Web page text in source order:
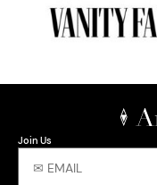
Join Us